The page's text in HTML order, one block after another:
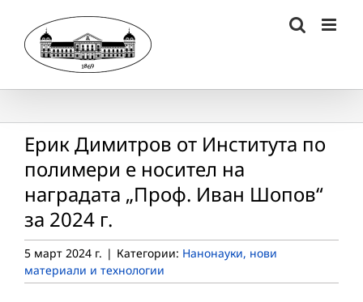
content
Ерик Димитров от Института по
полимери е носител на
наградата „Проф. Иван Шопов“
за 2024 г.
5 март 2024 г. | Категории: Нанонауки, нови
материали и технологии